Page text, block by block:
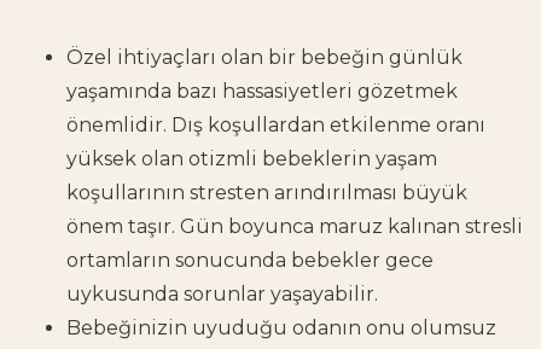
Özel ihtiyaçları olan bir bebeğin günlük
yaşamında bazı hassasiyetleri gözetmek
önemlidir. Dış koşullardan etkilenme oranı
yüksek olan otizmli bebeklerin yaşam
koşullarının stresten arındırılması büyük
önem taşır. Gün boyunca maruz kalınan stresli
ortamların sonucunda bebekler gece
uykusunda sorunlar yaşayabilir.
Bebeğinizin uyuduğu odanın onu olumsuz